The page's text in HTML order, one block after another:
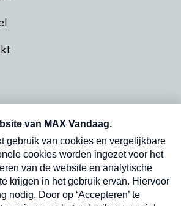
vrijdag- en dinsdagochtend in
Verzend